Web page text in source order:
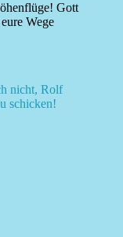
Gott
Wege
nicht, Rolf
schicken!